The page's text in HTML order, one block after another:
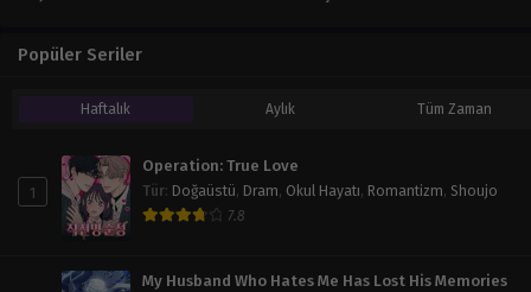
Popüler Seriler
Haftalık Aylık Tüm Zaman
1
Operation: True Love
Tür: Doğaüstü, Dram, Okul Hayatı, Romantizm, Shoujo
7.8
My Husband Who Hates Me Has Lost His Memories